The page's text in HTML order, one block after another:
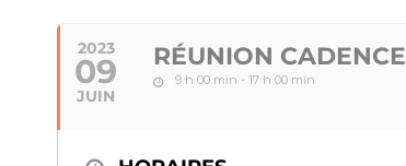
2023
09
JUIN
RÉUNION CADENCE
9 h 00 min - 17 h 00 min